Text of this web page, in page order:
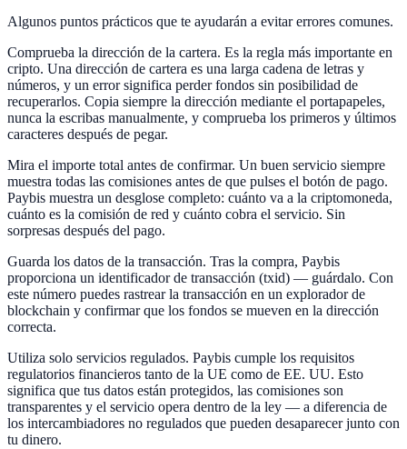
Algunos puntos prácticos que te ayudarán a evitar errores comunes.
Comprueba la dirección de la cartera. Es la regla más importante en
cripto. Una dirección de cartera es una larga cadena de letras y
números, y un error significa perder fondos sin posibilidad de
recuperarlos. Copia siempre la dirección mediante el portapapeles,
nunca la escribas manualmente, y comprueba los primeros y últimos
caracteres después de pegar.
Mira el importe total antes de confirmar. Un buen servicio siempre
muestra todas las comisiones antes de que pulses el botón de pago.
Paybis muestra un desglose completo: cuánto va a la criptomoneda,
cuánto es la comisión de red y cuánto cobra el servicio. Sin
sorpresas después del pago.
Guarda los datos de la transacción. Tras la compra, Paybis
proporciona un identificador de transacción (txid) — guárdalo. Con
este número puedes rastrear la transacción en un explorador de
blockchain y confirmar que los fondos se mueven en la dirección
correcta.
Utiliza solo servicios regulados. Paybis cumple los requisitos
regulatorios financieros tanto de la UE como de EE. UU. Esto
significa que tus datos están protegidos, las comisiones son
transparentes y el servicio opera dentro de la ley — a diferencia de
los intercambiadores no regulados que pueden desaparecer junto con
tu dinero.